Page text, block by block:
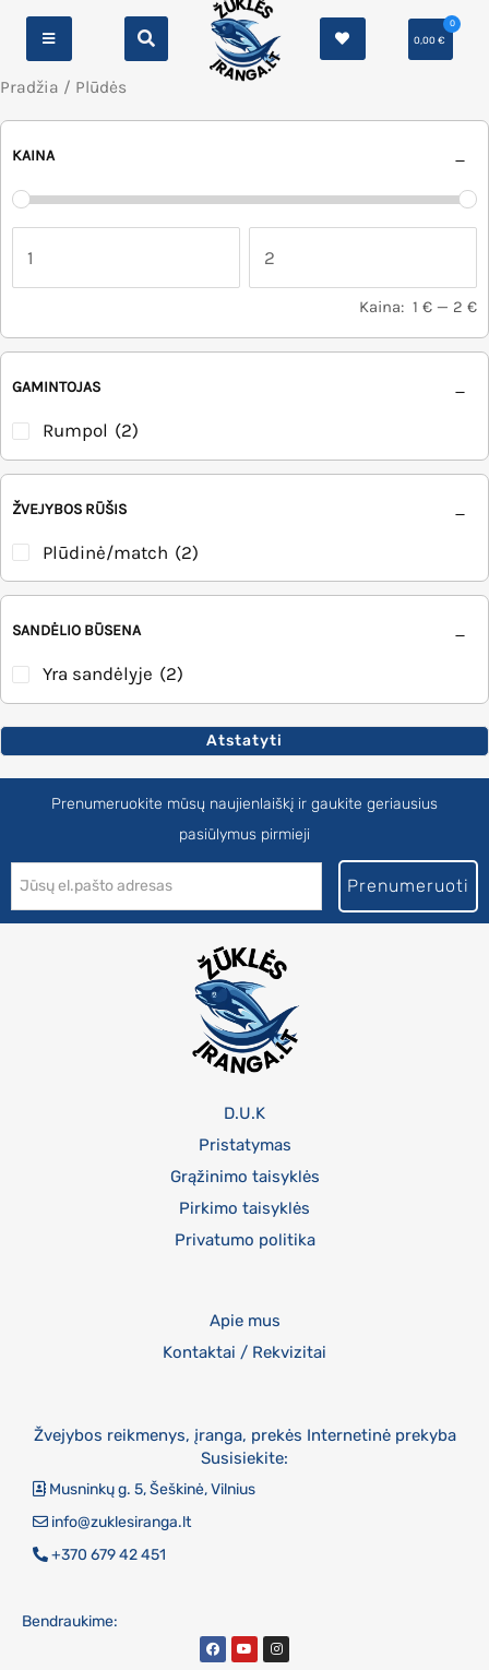
0,00€
0
Pradžia / Plūdės
KAINA
Kaina: 1 € — 2 €
GAMINTOJAS
Rumpol (2)
ŽVEJYBOS RŪŠIS
Plūdinė/match (2)
SANDĖLIO BŪSENA
Yra sandėlyje (2)
Atstatyti
Prenumeruokite mūsų naujienlaiškį ir gaukite geriausius
pasiūlymus pirmieji
Prenumeruoti
D.U.K
Pristatymas
Grąžinimo taisyklės
Pirkimo taisyklės
Privatumo politika
Apie mus
Kontaktai / Rekvizitai
Žvejybos reikmenys, įranga, prekės Internetinė prekyba
Susisiekite:
Musninkų g. 5, Šeškinė, Vilnius
info@zuklesiranga.lt
+370 679 42 451
Bendraukime: